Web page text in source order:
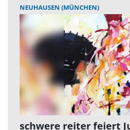
NEUHAUSEN (MÜNCHEN)
schwere reiter feiert